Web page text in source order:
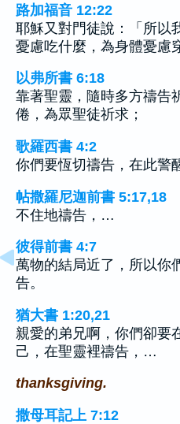
路加福音 12:22
耶穌又對門徒說：「所以
憂慮吃什麼，為身體憂慮
以弗所書 6:18
靠著聖靈，隨時多方禱告
倦，為眾聖徒祈求；
歌羅西書 4:2
你們要恆切禱告，在此警
帖撒羅尼迦前書 5:17,18
不住地禱告，…
彼得前書 4:7
萬物的結局近了，所以你
告。
猶大書 1:20,21
親愛的弟兄啊，你們卻要
己，在聖靈裡禱告，…
thanksgiving.
撒母耳記上 7:12